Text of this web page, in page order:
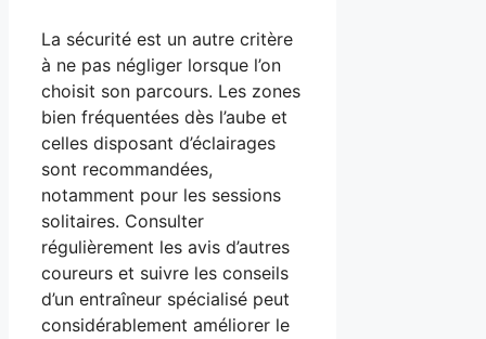
La sécurité est un autre critère
à ne pas négliger lorsque l’on
choisit son parcours. Les zones
bien fréquentées dès l’aube et
celles disposant d’éclairages
sont recommandées,
notamment pour les sessions
solitaires. Consulter
régulièrement les avis d’autres
coureurs et suivre les conseils
d’un entraîneur spécialisé peut
considérablement améliorer le